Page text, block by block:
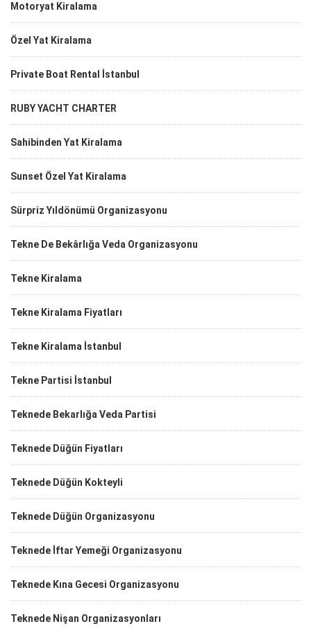
Motoryat Kiralama
Özel Yat Kiralama
Private Boat Rental İstanbul
RUBY YACHT CHARTER
Sahibinden Yat Kiralama
Sunset Özel Yat Kiralama
Sürpriz Yıldönümü Organizasyonu
Tekne De Bekârlığa Veda Organizasyonu
Tekne Kiralama
Tekne Kiralama Fiyatları
Tekne Kiralama İstanbul
Tekne Partisi İstanbul
Teknede Bekarlığa Veda Partisi
Teknede Düğün Fiyatları
Teknede Düğün Kokteyli
Teknede Düğün Organizasyonu
Teknede İftar Yemeği Organizasyonu
Teknede Kına Gecesi Organizasyonu
Teknede Nişan Organizasyonları